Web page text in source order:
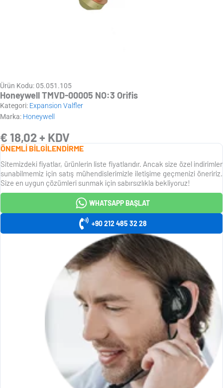
Ürün Kodu: 05.051.105
Honeywell TMVD-00005 NO:3 Orifis
Kategori: Expansion Valfler
Marka: Honeywell
€ 18,02+ KDV
ÖNEMLİ BİLGİLENDİRME
Sitemizdeki fiyatlar, ürünlerin liste fiyatlarıdır. Ancak size özel indirimler
sunabilmemiz için satış mühendislerimizle iletişime geçmenizi öneririz.
Size en uygun çözümleri sunmak için sabırsızlıkla bekliyoruz!
WHATSAPP BAŞLAT
+90 212 485 32 28